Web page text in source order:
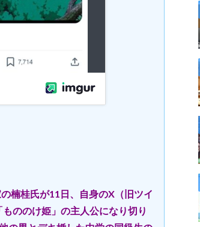
楠桂氏が11日、自身のX（旧ツイ
ののけ姫」の主人公になり切り